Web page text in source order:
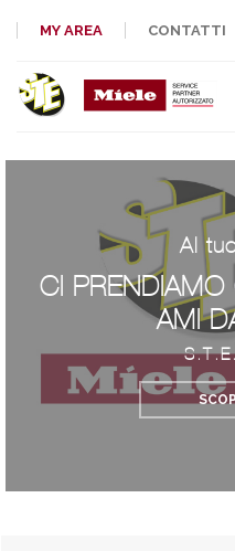
MY AREA CONTATTI
Al
CI
AMI